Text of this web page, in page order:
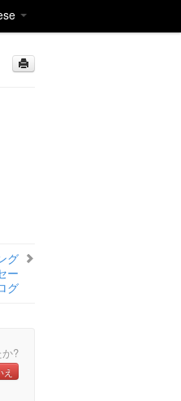
グ
ー
グ
?
え